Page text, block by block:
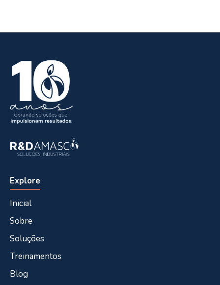
Explore
Inicial
Sobre
Soluções
Treinamentos
Blog